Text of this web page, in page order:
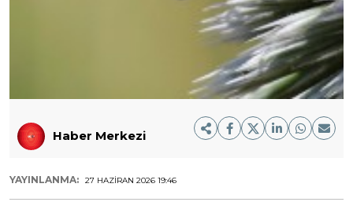
Haber Merkezi
YAYINLANMA: 27 HAZIRAN 2026 19:46